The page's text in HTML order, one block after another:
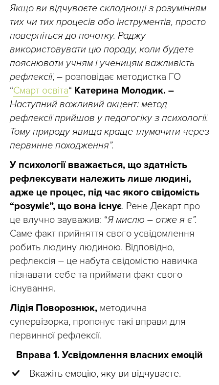
Якщо ви відчуваєте складнощі з розумінням
тих чи тих процесів або інструментів, просто
поверніться до початку. Раджу
використовувати цю пораду, коли будете
пояснювати учням і ученицям важливість
рефлексії, – розповідає методистка ГО
“Смарт освіта“ Катерина Молодик. –
Наступний важливий акцент: метод
рефлексії прийшов у педагогіку з психології.
Тому природу явища краще тлумачити через
первинне походження”.
У психології вважається, що здатність
рефлексувати належить лише людині,
адже це процес, під час якого свідомість
“розуміє”, що вона існує. Рене Декарт про
це влучно зауважив: “Я мислю – отже я є”.
Саме факт прийняття свого усвідомлення
робить людину людиною. Відповідно,
рефлексія – це набута свідомістю навичка
пізнавати себе та приймати факт свого
існування.
Лідія Поворознюк, методична
супервізорка, пропонує такі вправи для
первинної рефлексії.
Вправа 1. Усвідомлення власних емоцій
Вкажіть емоцію, яку ви відчуваєте.